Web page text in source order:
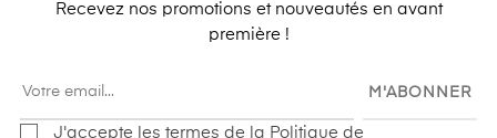
Recevez nos promotions et nouveautés en avant
première !
M'ABONNER
J'accepte les termes de la Politique de